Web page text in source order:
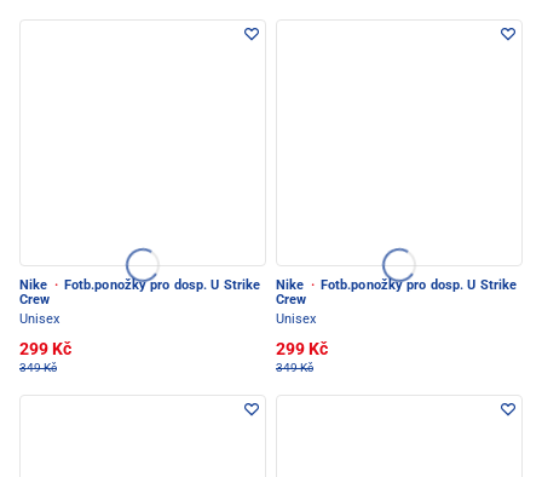
Nike · Fotb.ponožky pro dosp. U Strike
Crew
Unisex
299 Kč
349 Kč
Nike · Fotb.ponožky pro dosp. U Strike
Crew
Unisex
299 Kč
349 Kč